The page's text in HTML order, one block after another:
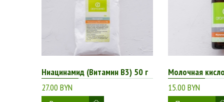
Ниацинамид (Витамин B3) 50 г
27.00 BYN
Молочная
15.00 BYN